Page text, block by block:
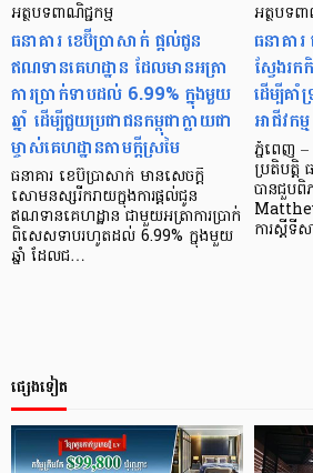
អត្ថបទពាណិជ្ជកម្ម
ធនាគារ ខេប៊ីប្រាសាក់ ផ្ដល់ជូន
ឥណទានគេហដ្ឋាន ដែលមានអត្រា
ការប្រាក់ទាបដល់ 6.99% ក្នុងមួយ
ឆ្នាំ ដើម្បីជួយប្រជាជនកម្ពុជាក្លាយជា
ម្ចាស់គេហដ្ឋានតាមក្តីស្រមៃ
ធនាគារ ខេប៊ីប្រាសាក់ មានសេចក្តី
សោមនស្សរីករាយក្នុងការផ្ដល់ជូន
ឥណទានគេហដ្ឋាន ជាមួយអត្រាការប្រាក់
ពិសេសទាបរហូតដល់ 6.99% ក្នុងមួយ
ឆ្នាំ ដែលជ…
អត្ថបទព
ធនាគា
ស្វែងរ
ដើម្បីគ
អាជីវកម្ម
ភ្នំពេញ
ប្រតិបត្តិ
បានជួបពិ
ការស្តី
ផ្សេងទៀត